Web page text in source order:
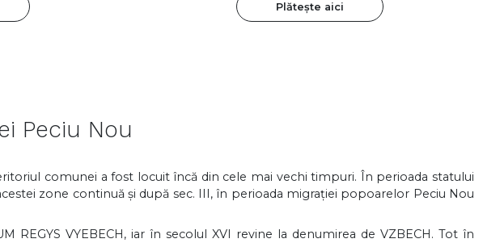
Plătește aici
Peciu Nou
comunei a fost locuit încă din cele mai vechi timpuri. În perioada statului
zone continuă şi după sec. III, în perioada migraţiei popoarelor Peciu Nou
VYEBECH, iar în secolul XVI revine la denumirea de VZBECH. Tot în